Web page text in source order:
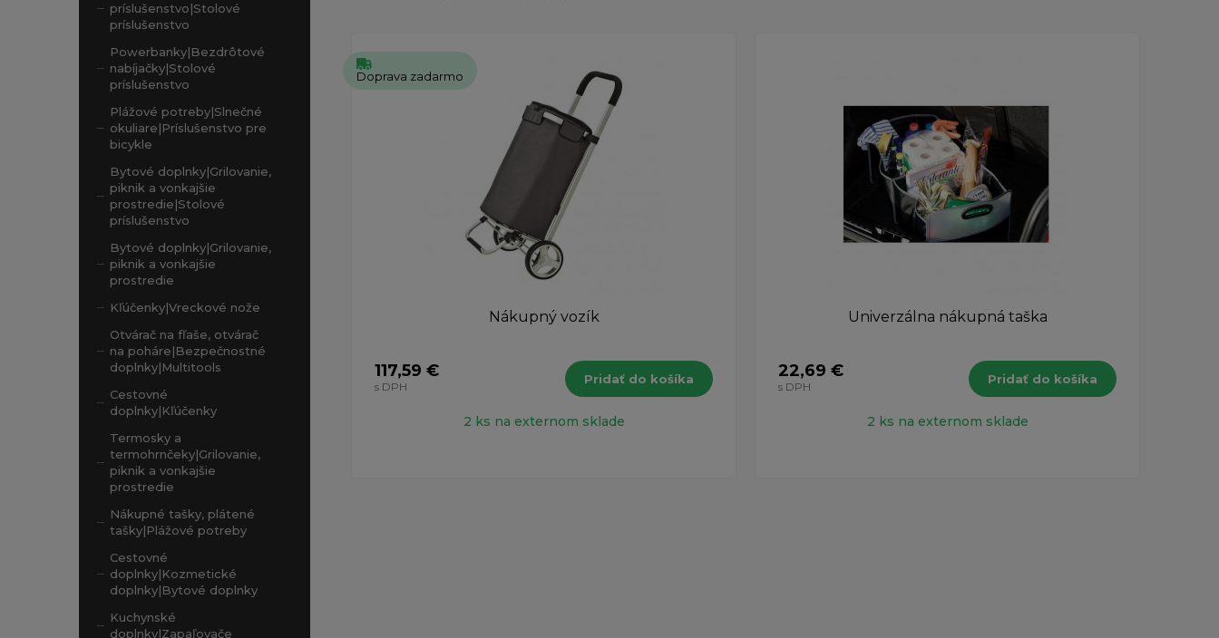
príslušenstvo|Stolové
príslušenstvo
Powerbanky|Bezdrôtové
nabíjačky|Stolové
príslušenstvo
Plážové potreby|Slnečné
okuliare|Príslušenstvo pre
bicykle
Bytové doplnky|Grilovanie,
piknik a vonkajšie
prostredie|Stolové
príslušenstvo
Bytové doplnky|Grilovanie,
piknik a vonkajšie
prostredie
Kľúčenky|Vreckové nože
Otvárač na fľaše, otvárač
na poháre|Bezpečnostné
doplnky|Multitools
Cestovné
doplnky|Kľúčenky
Termosky a
termohrnčeky|Grilovanie,
piknik a vonkajšie
prostredie
Nákupné tašky, plátené
tašky|Plážové potreby
Cestovné
doplnky|Kozmetické
doplnky|Bytové doplnky
Kuchynské
doplnky|Zapaľovače
Doprava zadarmo
Nákupný vozík
117,59 €
s DPH
Pridať do košíka
2 ks na externom sklade
Univerzálna nákupná taška
22,69 €
s DPH
Pridať do košíka
2 ks na externom sklade